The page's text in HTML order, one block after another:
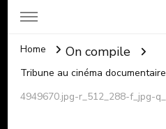
Home On compile
Tribune au cinéma documentaire
4949670.jpg-r_512_288-f_jpg-